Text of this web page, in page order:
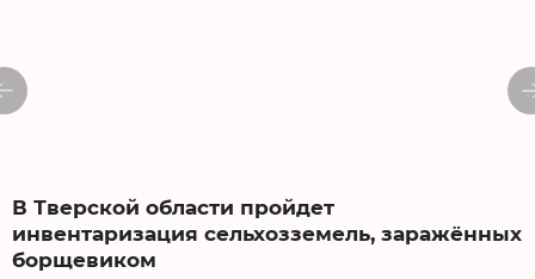
В Тверской области пройдет
инвентаризация сельхозземель, заражённых
борщевиком